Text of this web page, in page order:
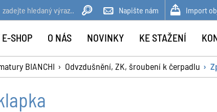
BIANCHI Odvzdušnění, ZK, šroubení k čerpadlu
Napište nám Import
SHOP O NÁS NOVINKY KE STAŽENÍ